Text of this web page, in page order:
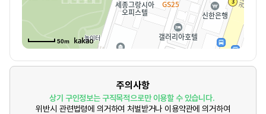
50m
주의사항
상기 구인정보는 구직목적으로만 이용할 수 있습니다.
위반시 관련법령에 의거하여 처벌받거나 이용약관에 의거하여